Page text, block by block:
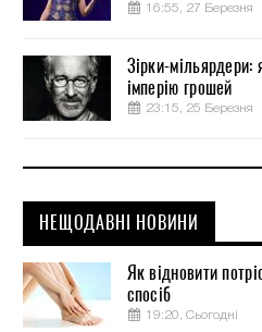
16:55, 27 Березня
Зірки-мільярдери:
імперію грошей
23:15, 25 Березня
НЕЩОДАВНІ НОВИНИ
Як відновити
спосіб
19:20, Сьогодні